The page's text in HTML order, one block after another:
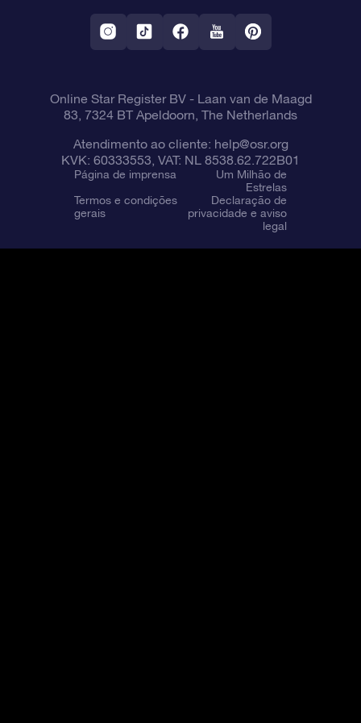
Aplicativo RV Fly me to the stars
Constelações
Online Star Register BV- Laan van de Maagd
83, 7324 BT Apeldoorn, The Netherlands
Atendimento ao cliente: help@osr.org
KVK: 60333553, VAT: NL 8538.62.722B01
Página de imprensa
Um Milhão de
Estrelas
Termos e condições
gerais
Declaração de
privacidade e aviso
legal